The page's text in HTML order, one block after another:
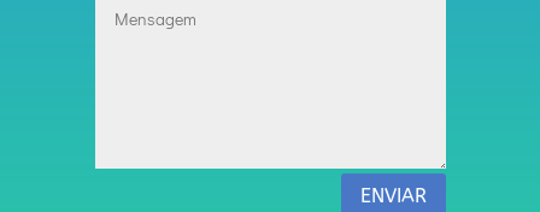
ENVIAR